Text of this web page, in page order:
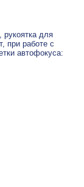
для
при работе с
автофокуса: